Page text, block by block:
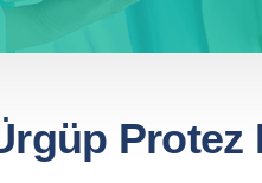
Protez